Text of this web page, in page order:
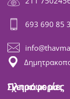
693 690 85
Πληροφορίες
Σχετικά με μας